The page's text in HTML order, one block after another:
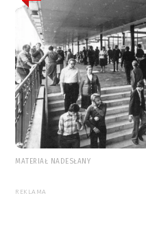
MATERIAŁ NADESŁANY
REKLAMA